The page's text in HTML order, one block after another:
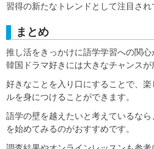
習得の新たなトレンドとして注目され
まとめ
推し活をきっかけに語学学習への関
韓国ドラマ好きには大きなチャンスが
好きなことを入り口にすることで、
ルを身につけることができます。
語学の壁を越えたいと考えているな
を始めてみるのがおすすめです。